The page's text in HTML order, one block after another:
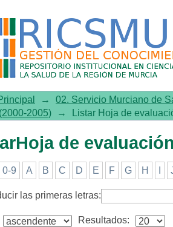
de evaluación
→ 02. Servicio Murciano de
2005)
→ Listar Hoja de
de
0-9 A B C D E F G H
las primeras letras:
Resultados: